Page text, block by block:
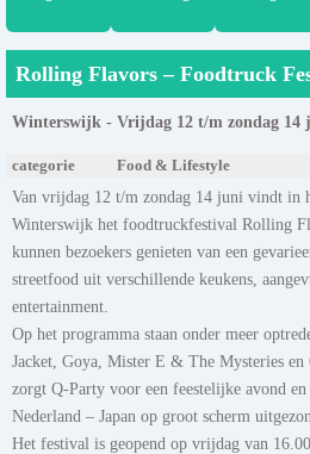
Rolling Flavors – Foodtruck
Winterswijk - Vrijdag 12 t/m zondag 14
categorie Food & Lifestyle
Van vrijdag 12 t/m zondag 14 juni vindt in
Winterswijk het foodtruckfestival Rolling
kunnen bezoekers genieten van een
streetfood uit verschillende keukens,
entertainment.
Op het programma staan onder meer
Jacket, Goya, Mister E & The Mysteries en
zorgt Q-Party voor een feestelijke avond
Nederland – Japan op groot scherm
Het festival is geopend op vrijdag van